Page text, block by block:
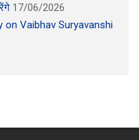
17/06/2026
Vaibhav Suryavanshi